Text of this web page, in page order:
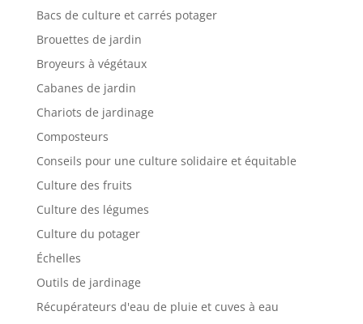
Bacs de culture et carrés potager
Brouettes de jardin
Broyeurs à végétaux
Cabanes de jardin
Chariots de jardinage
Composteurs
Conseils pour une culture solidaire et équitable
Culture des fruits
Culture des légumes
Culture du potager
Échelles
Outils de jardinage
Récupérateurs d'eau de pluie et cuves à eau